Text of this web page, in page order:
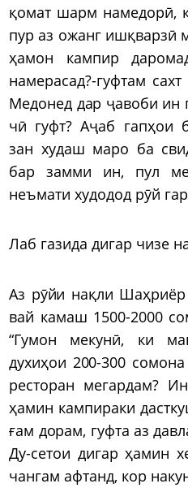
қомат шарм намедорӣ,
пур аз ожанг ишқварзӣ
ҳамон кампир
намерасад?-гуфтам
Медонед дар ҷавоби ин
чӣ гуфт? Аҷаб гапҳои
зан худаш маро ба
бар замми ин, пул
неъмати худодод рӯй
Лаб газида дигар чизе
Аз рӯйи нақли
вай камаш 1500-2000
“Гумон мекунӣ, ки
духиҳои 200-300
ресторан мегардам?
ҳамин кампираки
ғам дорам, гуфта аз
Ду-сетои дигар ҳамин
чангам афтанд, кор